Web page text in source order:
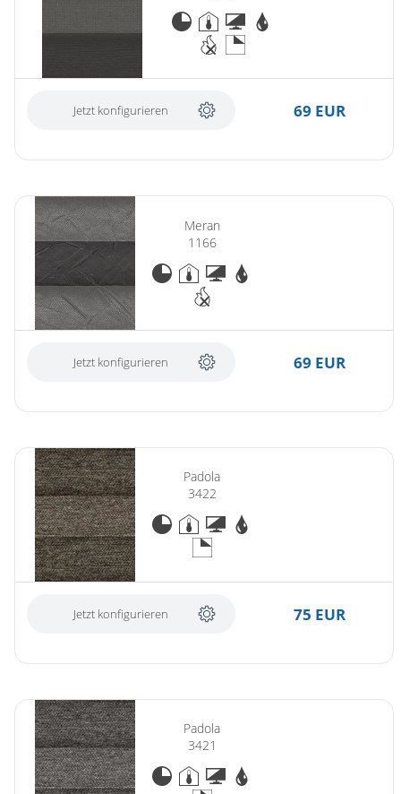
Jetzt konfigurieren 69 EUR
Meran
1166
Jetzt konfigurieren 69 EUR
Padola
3422
Jetzt konfigurieren 75 EUR
Padola
3421